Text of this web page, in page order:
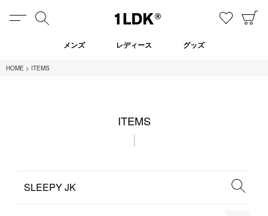
MENU お気に
メンズ レディース グッズ
HOME ITEMS
ITEMS